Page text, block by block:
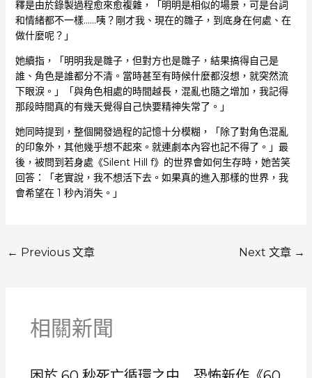
釋是由於錄製過程愈來愈複雜，「明明是相似的場景，可是台詞
和情緒都不一樣……咦？剛才我、現在的雛子，到底身在何處、在
做什麼呢？」
她續指，「明明我是雛子，但對方也是雛子，結果搞得自己是
誰、角色是誰都分不清。當時甚至有時候什麼都沒想，就突然流
下眼淚。」「與角色相處的時間越長，混亂也隨之增加，我記得
那段時間真的有幾天覺得自己快要精神失常了。」
她同時提到，整個開發過程的記憶十分模糊，「除了對角色混亂
的印象外，其他幾乎想不起來。就連劇本內容也記不得了。」最
後，被問到若身處《Silent Hill f》的世界會如何生存時，她苦笑
回答：「老實說，我不想活下去。如果真的進入那樣的世界，我
會希望在 1 秒內消失。」
← Previous 文章 Next 文章 →
相關新聞